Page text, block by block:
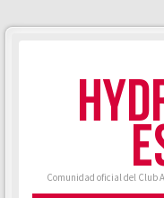
Comunidad oficial del Club